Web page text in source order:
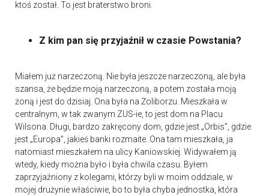
ktoś został. To jest braterstwo broni.
Z kim pan się przyjaźnił w czasie Powstania?
Miałem już narzeczoną. Nie była jeszcze narzeczoną, ale była
szansa, że będzie moją narzeczoną, a potem została moją
żoną i jest do dzisiaj. Ona była na Żoliborzu. Mieszkała w
centralnym, w tak zwanym ZUS-ie, to jest dom na Placu
Wilsona. Długi, bardzo zakręcony dom, gdzie jest „Orbis”, gdzie
jest „Europa”, jakieś banki rozmaite. Ona tam mieszkała, ja
natomiast mieszkałem na ulicy Kaniowskiej. Widywałem ją
wtedy, kiedy można było i była chwila czasu. Byłem
zaprzyjaźniony z kolegami, którzy byli w moim oddziale, w
mojej drużynie właściwie, bo to była chyba jednostka, która